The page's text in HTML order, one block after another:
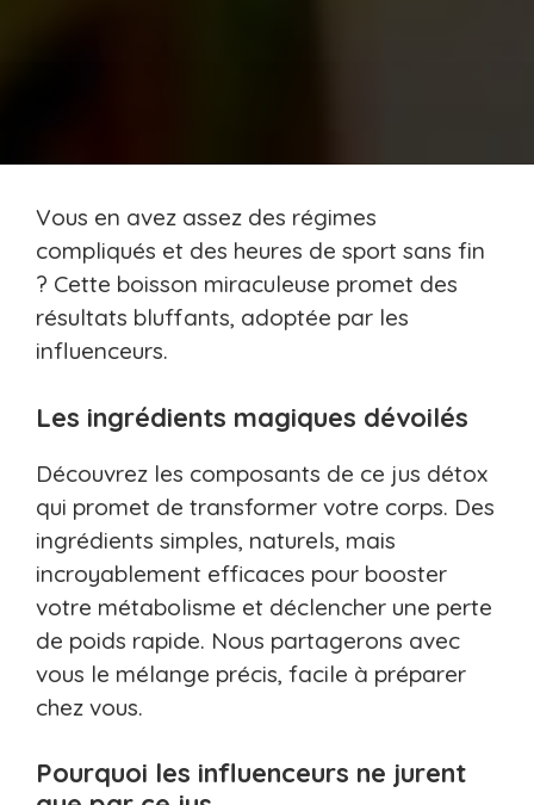
Vous en avez assez des régimes
compliqués et des heures de sport sans fin
? Cette boisson miraculeuse promet des
résultats bluffants, adoptée par les
influenceurs.
Les ingrédients magiques dévoilés
Découvrez les composants de ce jus détox
qui promet de transformer votre corps. Des
ingrédients simples, naturels, mais
incroyablement efficaces pour booster
votre métabolisme et déclencher une perte
de poids rapide. Nous partagerons avec
vous le mélange précis, facile à préparer
chez vous.
Pourquoi les influenceurs ne jurent